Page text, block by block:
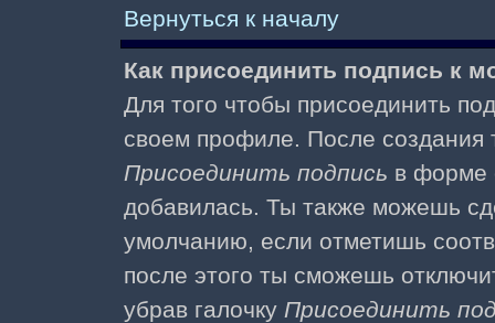
Вернуться к началу
Как присоединить подпись к
Для того чтобы присоединить
своем профиле. После создания
Присоединить подпись в форме
добавилась. Ты также можешь
умолчанию, если отметишь
после этого ты сможешь
убрав галочку Присоединить